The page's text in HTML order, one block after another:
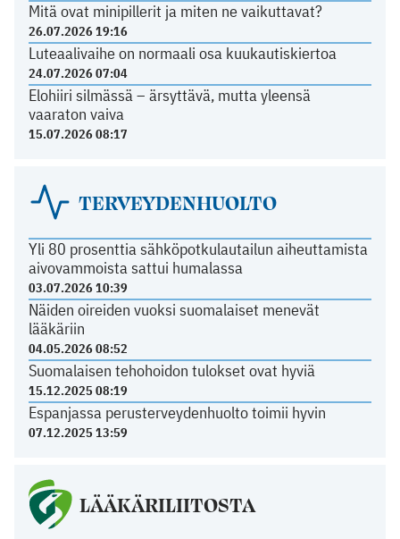
Mitä ovat minipillerit ja miten ne vaikuttavat?
26.07.2026 19:16
Luteaalivaihe on normaali osa kuukautiskiertoa
24.07.2026 07:04
Elohiiri silmässä – ärsyttävä, mutta yleensä
vaaraton vaiva
15.07.2026 08:17
TERVEYDENHUOLTO
Yli 80 prosenttia sähköpotkulautailun aiheuttamista
aivovammoista sattui humalassa
03.07.2026 10:39
Näiden oireiden vuoksi suomalaiset menevät
lääkäriin
04.05.2026 08:52
Suomalaisen tehohoidon tulokset ovat hyviä
15.12.2025 08:19
Espanjassa perusterveydenhuolto toimii hyvin
07.12.2025 13:59
LÄÄKÄRILIITOSTA